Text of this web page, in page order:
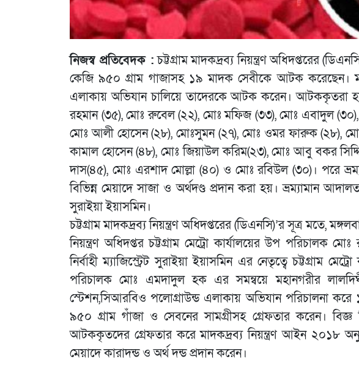
নিজস্ব প্রতিবেদক :চট্টগ্রাম মাদকদ্রব্য নিয়ন্ত্রণ অধিদপ্তরের
কেজি ৯৫০ গ্রাম গাজাসহ ১৯ মাদক সেবীকে আটক করেছেন।
এলাকায় অভিযান চালিয়ে তাদেরকে আটক করেন। আটককৃতরা
রহমান (৩৫), মোঃ রুবেল (২২), মোঃ মফিজ (৩৩), মোঃ এবাদুল (৩০),
মোঃ আলী হোসেন (২৮), মোঃসুমন (২৭), মোঃ ওমর ফারুক (২৮),
কামাল হোসেন (৪৮), মোঃ জিয়াউল করিম(২৩), মোঃ আবু বকর
দাস(৪৫), মোঃ এরশাদ মোল্লা (৪০) ও মোঃ রবিউল (৩০)। পরে
বিভিন্ন মেয়াদে সাজা ও অর্থদণ্ড প্রদান করা হয়। ভ্রম্যামান আদালত
সুরাইয়া ইয়াসমিন।
চট্টগ্রাম মাদকদ্রব্য নিয়ন্ত্রণ অধিদপ্তরের (ডিএনসি)’র সূত্র মতে,
নিয়ন্ত্রণ অধিদপ্তর চট্টগ্রাম মেট্রো কার্যালয়ের উপ পরিচালক মোঃ
নির্বাহী ম্যাজিস্ট্রেট সুরাইয়া ইয়াসমিন এর নেতৃত্বে চট্টগ্রাম
পরিচালক মোঃ এমদাদুল হক এর সমন্বয়ে মহানগরীর
স্টেশন,সিআরবিও পলোগ্রাউন্ড এলাকায় অভিযান পরিচালনা
৯৫০ গ্রাম গাঁজা ও সেবনের সামগ্রীসহ গ্রেফতার করেন। বিজ্ঞ
আটককৃতদের গ্রেফতার করে মাদকদ্রব্য নিয়ন্ত্রণ আইন ২০১৮
মেয়াদে কারাদন্ড ও অর্থ দন্ড প্রদান করেন।